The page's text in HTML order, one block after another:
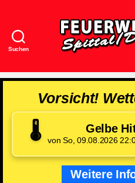
Suchen
Vorsicht!
🌡️ Gelbe
von So, 09.08.2026
Weitere